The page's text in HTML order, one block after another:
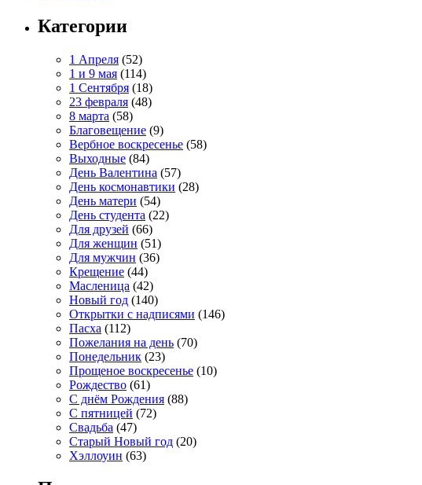
Категории
1 Апреля (52)
1 и 9 мая (114)
1 Сентября (18)
23 февраля (48)
8 марта (58)
Благовещение (9)
Вербное воскресенье (58)
Выходные (84)
День Валентина (57)
День космонавтики (28)
День матери (54)
День студента (22)
Для друзей (66)
Для женщин (51)
Для мужчин (36)
Крещение (44)
Масленица (42)
Новый год (140)
Открытки с надписями (146)
Пасха (112)
Пожелания на день (70)
Понедельник (23)
Прощеное воскресенье (10)
Рождество (61)
С днём Рождения (88)
С пятницей (72)
Свадьба (47)
Старый Новый год (20)
Хэллоуин (63)